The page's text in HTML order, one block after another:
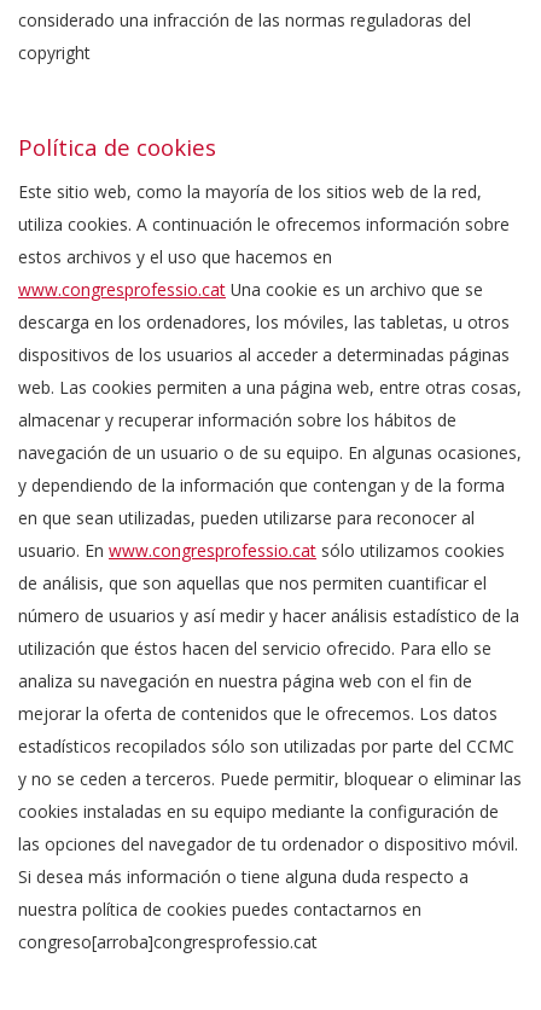
considerado una infracción de las normas reguladoras del
copyright
Política de cookies
Este sitio web, como la mayoría de los sitios web de la red,
utiliza cookies. A continuación le ofrecemos información sobre
estos archivos y el uso que hacemos en
www.congresprofessio.cat Una cookie es un archivo que se
descarga en los ordenadores, los móviles, las tabletas, u otros
dispositivos de los usuarios al acceder a determinadas páginas
web. Las cookies permiten a una página web, entre otras cosas,
almacenar y recuperar información sobre los hábitos de
navegación de un usuario o de su equipo. En algunas ocasiones,
y dependiendo de la información que contengan y de la forma
en que sean utilizadas, pueden utilizarse para reconocer al
usuario. En www.congresprofessio.cat sólo utilizamos cookies
de análisis, que son aquellas que nos permiten cuantificar el
número de usuarios y así medir y hacer análisis estadístico de la
utilización que éstos hacen del servicio ofrecido. Para ello se
analiza su navegación en nuestra página web con el fin de
mejorar la oferta de contenidos que le ofrecemos. Los datos
estadísticos recopilados sólo son utilizadas por parte del CCMC
y no se ceden a terceros. Puede permitir, bloquear o eliminar las
cookies instaladas en su equipo mediante la configuración de
las opciones del navegador de tu ordenador o dispositivo móvil.
Si desea más información o tiene alguna duda respecto a
nuestra política de cookies puedes contactarnos en
congreso[arroba]congresprofessio.cat